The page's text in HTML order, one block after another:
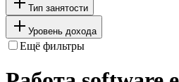
Тип занятости
Уровень дохода
Ещё фильтры